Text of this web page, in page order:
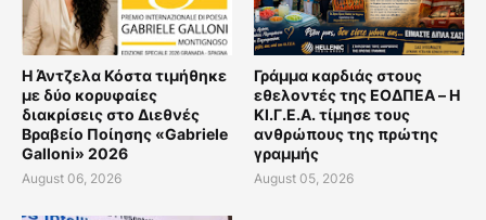
Η Άντζελα Κόστα τιμήθηκε
με δύο κορυφαίες
διακρίσεις στο Διεθνές
Βραβείο Ποίησης «Gabriele
Galloni» 2026
August 06, 2026
Γράμμα καρδιάς στους
εθελοντές της ΕΟΔΠΕΑ – Η
ΚΙ.Γ.Ε.Α. τίμησε τους
ανθρώπους της πρώτης
γραμμής
August 05, 2026